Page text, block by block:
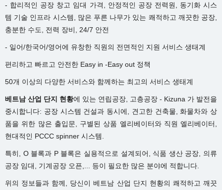
- 합리적인 공장 창고 임대 가격, 안정적인 공장 전력원, 동기화 시스
템 기술 인프라 시스템, 많은 푸른 나무가 있는 쾌적하고 깨끗한 공장,
충분한 수도, 전력 장비, 24/7 안전
- 일어/한국어/영어에 유창한 직원의 전면적인 지원 서비스 생태계
편리하고 빠르고 안전한 Easy in -Easy out 정책
50개 이상의 다양한 서비스와 함께하는 최고의 서비스 생태계
베트남 산업 단지 현황에 있는 연립공장, 고층공장 - Kizuna 가 발전을
중시합니다: 공장 시스템 건설과 동시에, 견고한 건축물, 화물차와 상
품을 위한 많은 출입문, 구별된 상품 엘리베이터와 직원 엘리베이터,
현대적인 PCCC spinner 시스템.
특히, O 블록과 P 블록은 실용적으로 설계되어, 식품 생산 공장, 의류
공장 임대, 기계공장 오픈,... 등이 필요한 많은 분야에 적합니다.
위의 정보들과 함께, 당신이 베트남 산업 단지 현황의 쾌적하고 깨끗